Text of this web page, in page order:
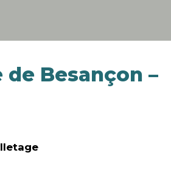
Besançon –